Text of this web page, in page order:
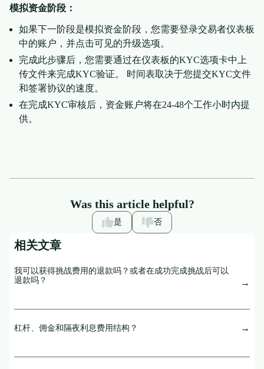
模拟资金阶段：
如果下一阶段是模拟资金阶段，您需要登录交易者仪表板
中的账户，并点击可见的升级选项。
完成此步骤后，您需要通过在仪表板的KYC选项卡中上
传文件来完成KYC验证。 时间表取决于您提交KYC文件
和签署协议的速度。
在完成KYC审核后，资金账户将在24-48个工作小时内提
供。
Was this article helpful?
是 否
相关文章
我可以获得挑战费用的退款吗？或者在成功完成挑战后可以
退款吗？
杠杆、佣金和隔夜利息费用结构？